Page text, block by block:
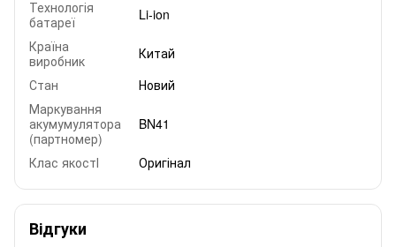
Технологія
батареї
Li-ion
Країна
виробник
Китай
Стан
Новий
Маркування
акумумулятора
(партномер)
BN41
Клас якостІ Оригінал
Відгуки